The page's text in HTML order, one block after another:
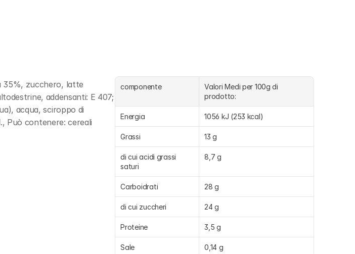
35%, zucchero, latte
addensanti: E 407;
acqua, sciroppo di
Può contenere: cereali
componente
Valori Medi per 100g di
prodotto:
Energia 1056 kJ (253 kcal)
Grassi 13 g
di cui acidi grassi
saturi
8,7 g
Carboidrati 28 g
di cui zuccheri 24 g
Proteine 3,5 g
Sale 0,14 g